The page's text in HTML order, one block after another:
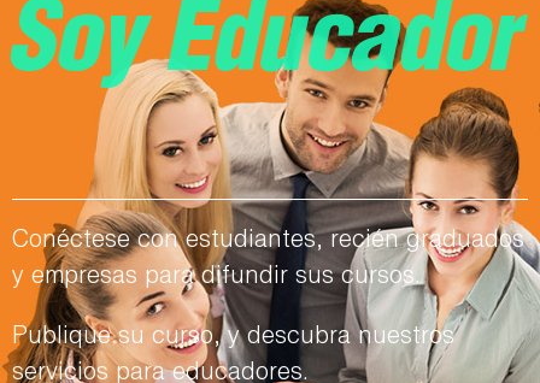
Soy Educador
Conéctese con estudiantes, recién graduados
y empresas para difundir sus cursos.
Publique su curso, y descubra nuestros
servicios para educadores.